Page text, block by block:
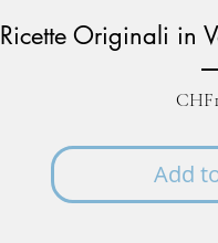
Ricette Originali in
Add